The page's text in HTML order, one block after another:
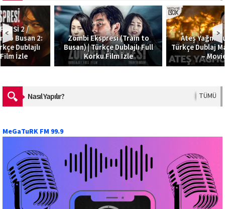
Zombi Ekspresi (Train to
Busan) | Türkçe Dublajlı Full
Korku Film İzle
Ateş Yağmuru – Skyfire |
Türkçe Dublaj Macera Filmi 4K
– MovieBox
Nasıl Yapılır? TÜMÜ
MeGaTuRK FM 99.9